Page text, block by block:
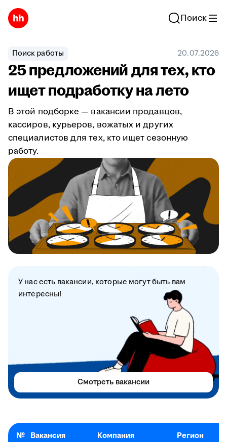
Поиск
Поиск работы 20.07.2026
25 предложений для тех, кто
ищет подработку на лето
В этой подборке — вакансии продавцов,
кассиров, курьеров, вожатых и других
специалистов для тех, кто ищет сезонную
работу.
№ Вакансия Компания Регион
У нас есть вакансии, которые могут быть вам
интересны!
Смотреть вакансии